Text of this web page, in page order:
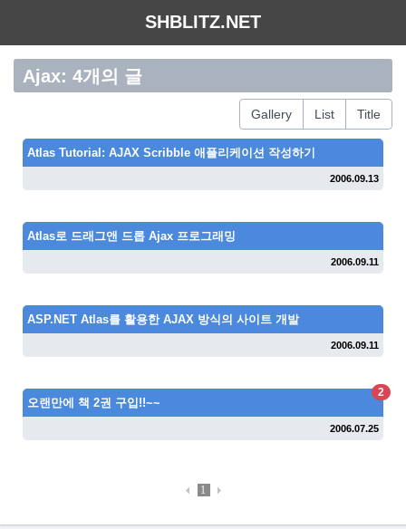
SHBLITZ.NET
Ajax: 4개의 글
Gallery List Title
Atlas Tutorial: AJAX Scribble 애플리케이션 작성하기
2006.09.13
Atlas로 드래그앤 드롭 Ajax 프로그래밍
2006.09.11
ASP.NET Atlas를 활용한 AJAX 방식의 사이트 개발
2006.09.11
2
오랜만에 책 2권 구입!!~~
2006.07.25
1